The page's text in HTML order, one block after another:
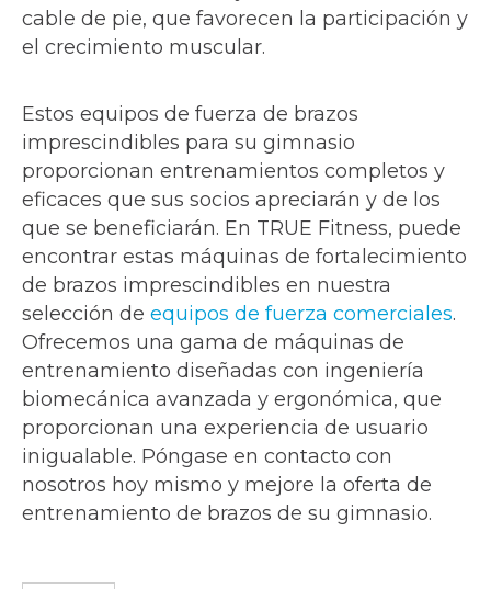
cable de pie, que favorecen la participación y
el crecimiento muscular.
Estos equipos de fuerza de brazos
imprescindibles para su gimnasio
proporcionan entrenamientos completos y
eficaces que sus socios apreciarán y de los
que se beneficiarán. En TRUE Fitness, puede
encontrar estas máquinas de fortalecimiento
de brazos imprescindibles en nuestra
selección de equipos de fuerza comerciales.
Ofrecemos una gama de máquinas de
entrenamiento diseñadas con ingeniería
biomecánica avanzada y ergonómica, que
proporcionan una experiencia de usuario
inigualable. Póngase en contacto con
nosotros hoy mismo y mejore la oferta de
entrenamiento de brazos de su gimnasio.